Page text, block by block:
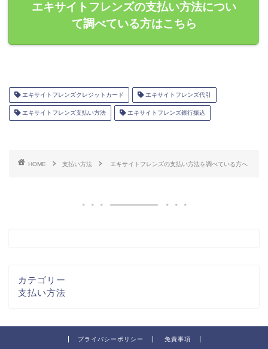
エキサイトフレンズの支払い方法につい
て調べている方はこちら
エキサイトフレンズクレジットカード エキサイトフレンズ代引
エキサイトフレンズ支払い方法 エキサイトフレンズ銀行振込
HOME 支払い方法 エキサイトフレンズの支払い方法を調べている方へ
カテゴリー
支払い方法
プライバシーポリシー 免責事項